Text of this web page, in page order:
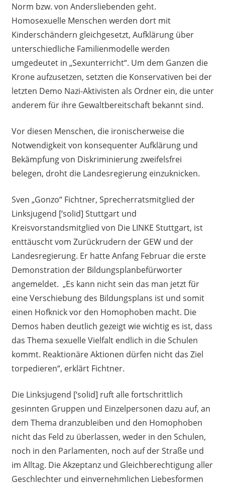
Norm bzw. von Andersliebenden geht.
Homosexuelle Menschen werden dort mit
Kinderschändern gleichgesetzt, Aufklärung über
unterschiedliche Familienmodelle werden
umgedeutet in „Sexunterricht“. Um dem Ganzen die
Krone aufzusetzen, setzten die Konservativen bei der
letzten Demo Nazi-Aktivisten als Ordner ein, die unter
anderem für ihre Gewaltbereitschaft bekannt sind.
Vor diesen Menschen, die ironischerweise die
Notwendigkeit von konsequenter Aufklärung und
Bekämpfung von Diskriminierung zweifelsfrei
belegen, droht die Landesregierung einzuknicken.
Sven „Gonzo“ Fichtner, Sprecherratsmitglied der
Linksjugend [‘solid] Stuttgart und
Kreisvorstandsmitglied von Die LINKE Stuttgart, ist
enttäuscht vom Zurückrudern der GEW und der
Landesregierung. Er hatte Anfang Februar die erste
Demonstration der Bildungsplanbefürworter
angemeldet. „Es kann nicht sein das man jetzt für
eine Verschiebung des Bildungsplans ist und somit
einen Hofknick vor den Homophoben macht. Die
Demos haben deutlich gezeigt wie wichtig es ist, dass
das Thema sexuelle Vielfalt endlich in die Schulen
kommt. Reaktionäre Aktionen dürfen nicht das Ziel
torpedieren“, erklärt Fichtner.
Die Linksjugend [‘solid] ruft alle fortschrittlich
gesinnten Gruppen und Einzelpersonen dazu auf, an
dem Thema dranzubleiben und den Homophoben
nicht das Feld zu überlassen, weder in den Schulen,
noch in den Parlamenten, noch auf der Straße und
im Alltag. Die Akzeptanz und Gleichberechtigung aller
Geschlechter und einvernehmlichen Liebesformen